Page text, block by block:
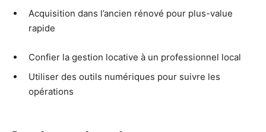
Acquisition dans l’ancien rénové pour plus-value
rapide
Confier la gestion locative à un professionnel local
Utiliser des outils numériques pour suivre les
opérations